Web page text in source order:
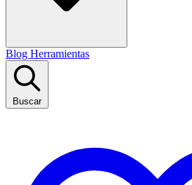
Blog Herramientas
Buscar